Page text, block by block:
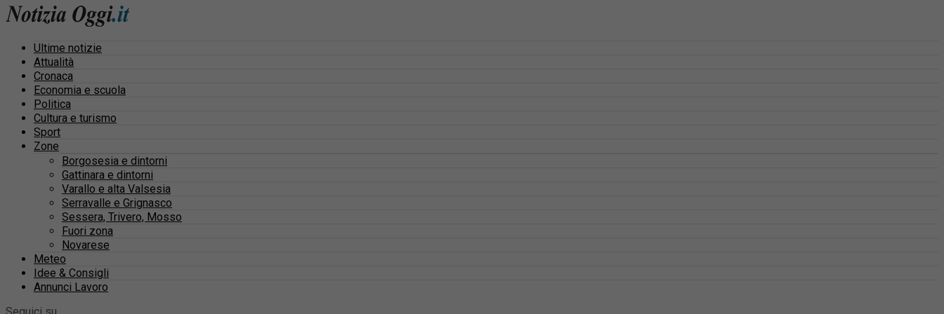
Ultime notizie
Attualità
Cronaca
Economia e scuola
Politica
Cultura e turismo
Sport
Zone
Borgosesia e dintorni
Gattinara e dintorni
Varallo e alta Valsesia
Serravalle e Grignasco
Sessera, Trivero, Mosso
Fuori zona
Novarese
Meteo
Idee & Consigli
Annunci Lavoro